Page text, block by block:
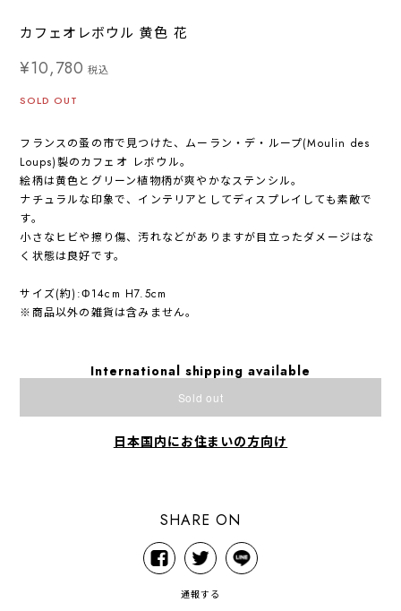
カフェオレボウル 黄色 花
¥10,780 税込
SOLD OUT
フランスの蚤の市で見つけた、ムーラン・デ・ループ(Moulin des
Loups)製のカフェオ レボウル。
絵柄は黄色とグリーン植物柄が爽やかなステンシル。
ナチュラルな印象で、インテリアとしてディスプレイしても素敵で
す。
小さなヒビや擦り傷、汚れなどがありますが目立ったダメージはな
く状態は良好です。
サイズ(約):Φ14cm H7.5cm
※商品以外の雑貨は含みません。
International shipping available
Sold out
日本国内にお住まいの方向け
SHARE ON
通報する